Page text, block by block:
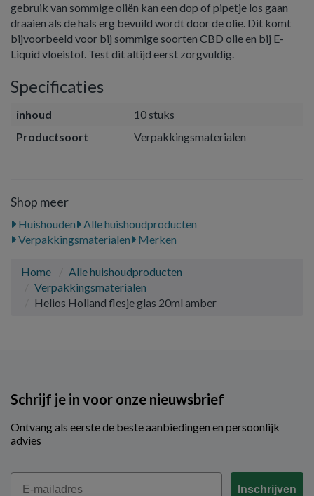
gebruik van sommige oliën kan een dop of pipetje los gaan
draaien als de hals erg bevuild wordt door de olie. Dit komt
bijvoorbeeld voor bij sommige soorten CBD olie en bij E-
Liquid vloeistof. Test dit altijd eerst zorgvuldig.
Specificaties
inhoud
10 stuks
Productsoort
Verpakkingsmaterialen
Shop meer
Huishouden
Alle huishoudproducten
Verpakkingsmaterialen
Merken
Home
Alle huishoudproducten
Verpakkingsmaterialen
Helios Holland flesje glas 20ml amber
Schrijf je in voor onze nieuwsbrief
Ontvang als eerste de beste aanbiedingen en persoonlijk
advies
Email
Inschrijven